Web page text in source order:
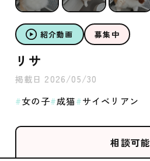
紹介動画 募集中
リサ
掲載日 2026/05/30
女の子 成猫 サイベリアン
相談可能